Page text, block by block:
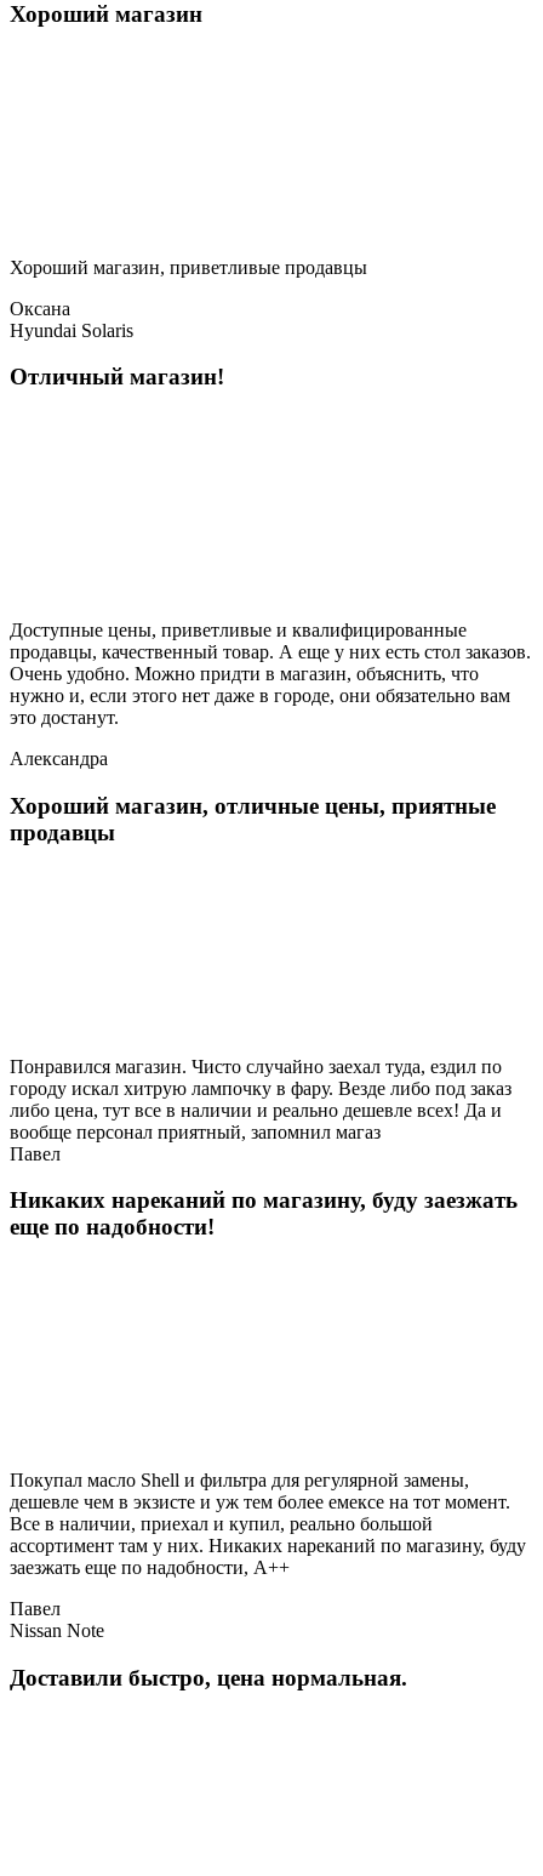
Хороший магазин
Хороший магазин, приветливые продавцы
Оксана
Hyundai Solaris
Отличный магазин!
Доступные цены, приветливые и квалифицированные
продавцы, качественный товар. А еще у них есть стол заказов.
Очень удобно. Можно придти в магазин, объяснить, что
нужно и, если этого нет даже в городе, они обязательно вам
это достанут.
Александра
Хороший магазин, отличные цены, приятные
продавцы
Понравился магазин. Чисто случайно заехал туда, ездил по
городу искал хитрую лампочку в фару. Везде либо под заказ
либо цена, тут все в наличии и реально дешевле всех! Да и
вообще персонал приятный, запомнил магаз
Павел
Никаких нареканий по магазину, буду заезжать
еще по надобности!
Покупал масло Shell и фильтра для регулярной замены,
дешевле чем в экзисте и уж тем более емексе на тот момент.
Все в наличии, приехал и купил, реально большой
ассортимент там у них. Никаких нареканий по магазину, буду
заезжать еще по надобности, A++
Павел
Nissan Note
Доставили быстро, цена нормальная.